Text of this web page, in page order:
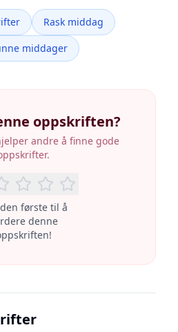
Rask middag
middager
oppskriften?
andre å finne gode
første til å
denne